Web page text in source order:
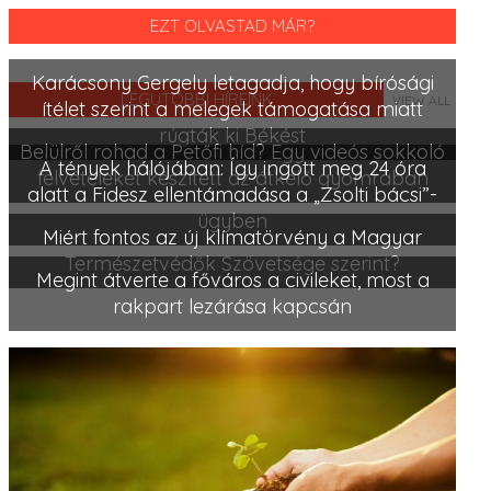
EZT OLVASTAD MÁR?
LEGUTÓBBI HÍREINK VIEW ALL
Karácsony Gergely letagadja, hogy bírósági
ítélet szerint a melegek támogatása miatt
rúgták ki Békést
Belülről rohad a Petőfi híd? Egy videós sokkoló
felvételeket készített az átkelő gyomrában
A tények hálójában: Így ingott meg 24 óra
alatt a Fidesz ellentámadása a „Zsolti bácsi”-
ügyben
Miért fontos az új klímatörvény a Magyar
Természetvédők Szövetsége szerint?
Megint átverte a főváros a civileket, most a
rakpart lezárása kapcsán